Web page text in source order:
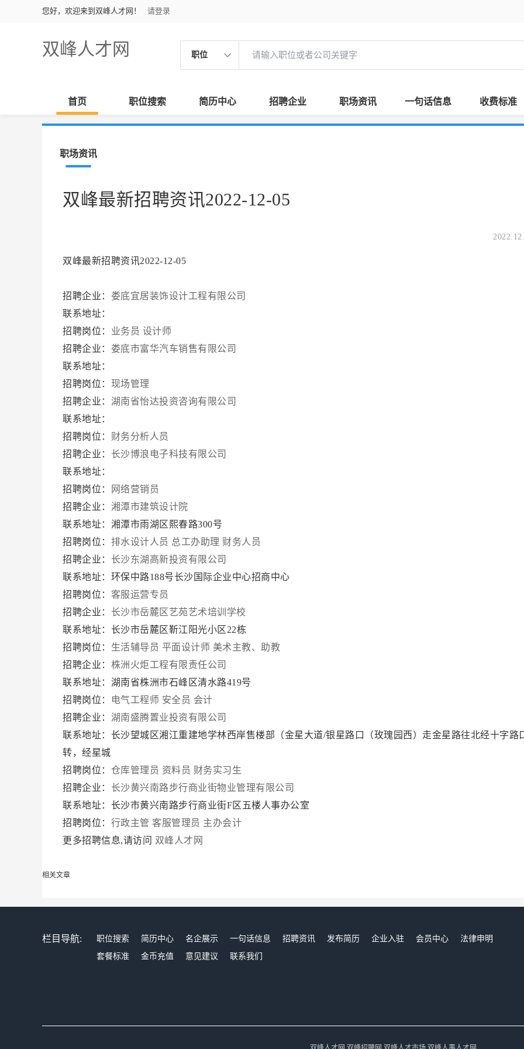
您好，欢迎来到双峰人才网！ 请登录
双峰人才网 职位
首页 职位搜索 简历中心 招聘企业 职场资讯 一句话信息 收费标准
职场资讯
双峰最新招聘资讯2022-12-05
双峰最新招聘资讯2022-12-05
招聘企业： 娄底宜居装饰设计工程有限公司
联系地址：
招聘岗位： 业务员 设计师
招聘企业： 娄底市富华汽车销售有限公司
联系地址：
招聘岗位： 现场管理
招聘企业： 湖南省怡达投资咨询有限公司
联系地址：
招聘岗位： 财务分析人员
招聘企业： 长沙博浪电子科技有限公司
联系地址：
招聘岗位：
网络营销员
招聘企业： 湘潭市建筑设计院
联系地址：湘潭市雨湖区熙春路300号
招聘岗位： 排水设计人员 总工办助理 财务人员
招聘企业： 长沙东湖高新投资有限公司
联系地址：环保中路188号长沙国际企业中心招商中心
招聘岗位： 客服运营专员
招聘企业： 长沙市岳麓区艺苑艺术培训学校
联系地址：长沙市岳麓区靳江阳光小区22栋
招聘岗位： 生活辅导员 平面设计师 美术主教、助教
招聘企业： 株洲火炬工程有限责任公司
联系地址：湖南省株洲市石峰区清水路419号
招聘岗位：
电气工程师 安全员 会计
招聘企业： 湖南盛腾置业投资有限公司
联系地址：长沙望城区湘江重建地学林西岸售楼部（金星大道/银星路口（玫瑰园西）走金星路往北经十字路
转，经星城
招聘岗位： 仓库管理员 资料员 财务实习生
招聘企业： 长沙黄兴南路步行商业街物业管理有限公司
联系地址：长沙市黄兴南路步行商业街F区五楼人事办公室
招聘岗位： 行政主管 客服管理员 主办会计
更多招聘信息,请访问 双峰人才网
相关文章
栏目导航: 职位搜索 简历中心 名企展示 一句话信息 招聘资讯 发布简历 企业入驻 会员中心
法律申明
套餐标准
金币充值 意见建议 联系我们